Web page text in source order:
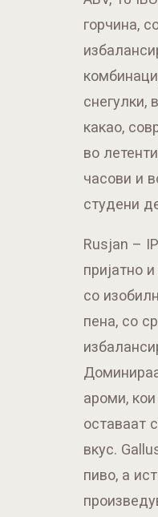
горчина,
снегулки,
какао,
во
часови и
студени
Rusjan –
пријатно
со
пена, со
ароми,
оставаат
вкус.
пиво, а